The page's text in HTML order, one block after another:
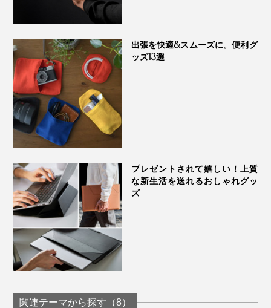
リモートワーク先のカフェで。通勤中の電車で。商談先
できる、アイデアを書ける。
さぁ、『ペーパージャケットflex』で、あなたの仕事を
変えましょう！
開くと、継ぎ目のないシンプルな一体構造。汚れがつい
ても、カンタンにお手入れできます。
丈夫なハードカバー仕様だから、台紙代わりにして、立
ったままでもラクにメモやスケッチができます。
実際に、紙を挟む・外すがカンタンにできるまで、数え
きれないほど、試行錯誤しました。磁石をしっかりくっ
つけると、紙を挟む力は増えますが、その分、外しにく
くなってしまう。
思いついた方法が、磁石を「斜め」に配置して、磁力の
強さをコントロールすること。
さらに、「てこの原理」を組み合せることで、片手でク
リップを開け閉めできるようになりました」（福島さ
ん）
出張を快適&スムーズに。便利グ
ッズ13選
プレゼントされて嬉しい！上質
な新生活を送れるおしゃれグッ
ズ
関連テーマから探す（8）